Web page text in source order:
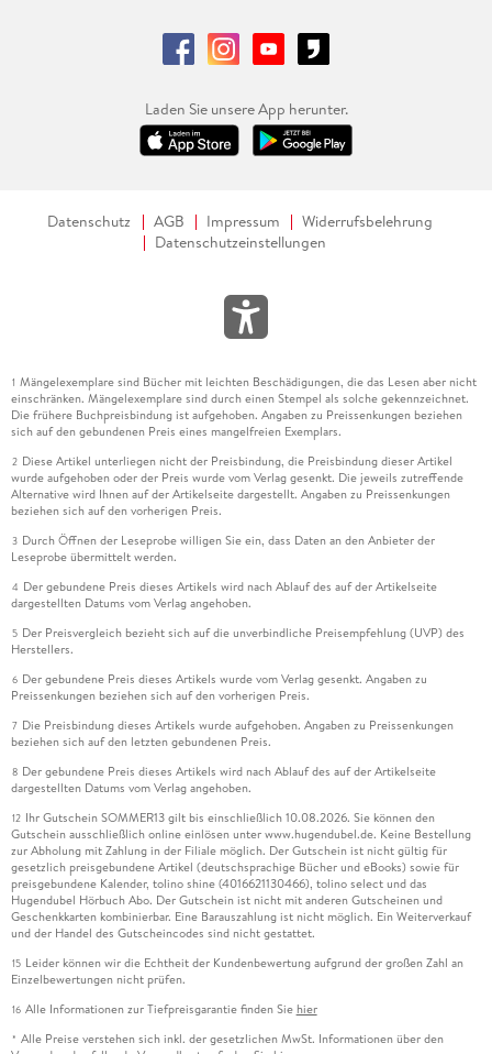
Laden Sie unsere App herunter.
Datenschutz AGB Impressum
Widerrufsbelehrung
Datenschutzeinstellungen
1 Mängelexemplare sind Bücher mit leichten Beschädigungen, die das Lesen aber nicht
einschränken. Mängelexemplare sind durch einen Stempel als solche gekennzeichnet.
Die frühere Buchpreisbindung ist aufgehoben. Angaben zu Preissenkungen beziehen
sich auf den gebundenen Preis eines mangelfreien Exemplars.
2 Diese Artikel unterliegen nicht der Preisbindung, die Preisbindung dieser Artikel
wurde aufgehoben oder der Preis wurde vom Verlag gesenkt. Die jeweils zutreffende
Alternative wird Ihnen auf der Artikelseite dargestellt. Angaben zu Preissenkungen
beziehen sich auf den vorherigen Preis.
3 Durch Öffnen der Leseprobe willigen Sie ein, dass Daten an den Anbieter der
Leseprobe übermittelt werden.
4 Der gebundene Preis dieses Artikels wird nach Ablauf des auf der Artikelseite
dargestellten Datums vom Verlag angehoben.
5 Der Preisvergleich bezieht sich auf die unverbindliche Preisempfehlung (UVP) des
Herstellers.
6 Der gebundene Preis dieses Artikels wurde vom Verlag gesenkt. Angaben zu
Preissenkungen beziehen sich auf den vorherigen Preis.
7 Die Preisbindung dieses Artikels wurde aufgehoben. Angaben zu Preissenkungen
beziehen sich auf den letzten gebundenen Preis.
8 Der gebundene Preis dieses Artikels wird nach Ablauf des auf der Artikelseite
dargestellten Datums vom Verlag angehoben.
12 Ihr Gutschein SOMMER13 gilt bis einschließlich 10.08.2026. Sie können den
Gutschein ausschließlich online einlösen unter www.hugendubel.de. Keine Bestellung
zur Abholung mit Zahlung in der Filiale möglich. Der Gutschein ist nicht gültig für
gesetzlich preisgebundene Artikel (deutschsprachige Bücher und eBooks) sowie für
preisgebundene Kalender, tolino shine (4016621130466), tolino select und das
Hugendubel Hörbuch Abo. Der Gutschein ist nicht mit anderen Gutscheinen und
Geschenkkarten kombinierbar. Eine Barauszahlung ist nicht möglich. Ein Weiterverkauf
und der Handel des Gutscheincodes sind nicht gestattet.
15 Leider können wir die Echtheit der Kundenbewertung aufgrund der großen Zahl an
Einzelbewertungen nicht prüfen.
16 Alle Informationen zur Tiefpreisgarantie finden Sie hier
* Alle Preise verstehen sich inkl. der gesetzlichen MwSt. Informationen über den